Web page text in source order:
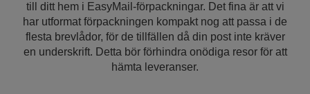
till ditt hem i EasyMail-förpackningar. Det fina är att vi
har utformat förpackningen kompakt nog att passa i de
flesta brevlådor, för de tillfällen då din post inte kräver
en underskrift. Detta bör förhindra onödiga resor för att
hämta leveranser.